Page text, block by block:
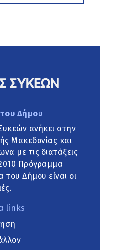
Δήμου
ανήκει στην
Μακεδονίας και
με τις διατάξεις
Πρόγραμμα
Δήμου είναι οι
links